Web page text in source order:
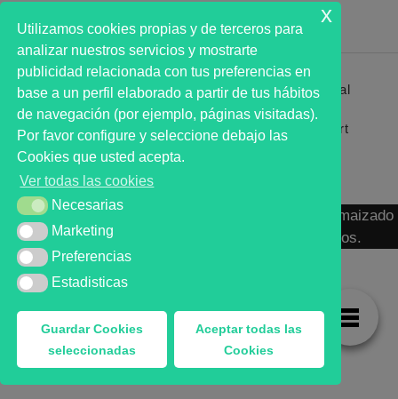
Primer analista bursátil automatizado profesional
que ayuda a la decisión | First automated stock
markets analyst software as a desission support
system.
MARKT ADVISOR ® 2016 :: Análisis Bursátil Automaizado
de Activos Cotizados en Mercados Organizados.
Utilizamos cookies propias y de terceros para
analizar nuestros servicios y mostrarte
publicidad relacionada con tus preferencias en
base a un perfil elaborado a partir de tus hábitos
de navegación (por ejemplo, páginas visitadas).
Por favor configure y seleccione debajo las
Cookies que usted acepta.
Ver todas las cookies
NecesariasNecesarias
MarketingMarketing
Preferencias
Preferencias
Estadisticas
Estadisticas
Guardar Cookies
seleccionadas
Aceptar todas las
Cookies
x